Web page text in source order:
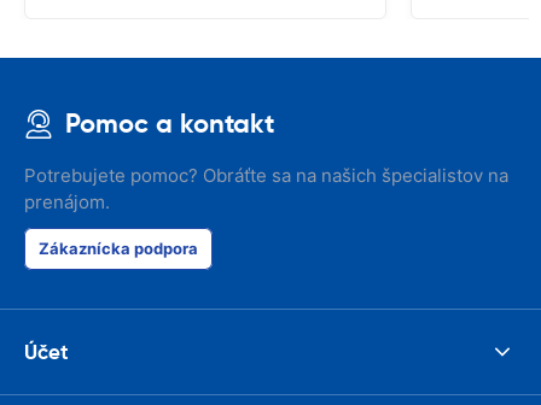
Pomoc a kontakt
Potrebujete pomoc? Obráťte sa na našich špecialistov na
prenájom.
Zákaznícka podpora
Účet